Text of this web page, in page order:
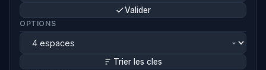
Valider
OPTIONS
Trier les cles